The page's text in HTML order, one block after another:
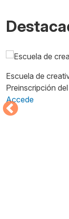
Imagen
Escuela de
Preinscripción
Accede